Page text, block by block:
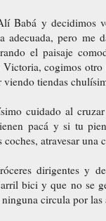
Babá y decidimos
adecuada, pero
el paisaje
cogimos
viendo tiendas
cuidado al
pacá y si tu
atravesar una
dirigentes y
bici y que no se
circula por